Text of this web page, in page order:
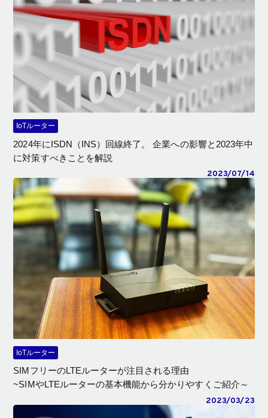
IoTルーター
2024年にISDN（INS）回線終了。 企業への影響と2023年中
に対策すべきことを解説
2023/07/14
IoTルーター
SIMフリーのLTEルーターが注目される理由
~SIMやLTEルーターの基本機能から分かりやすくご紹介～
2023/03/23